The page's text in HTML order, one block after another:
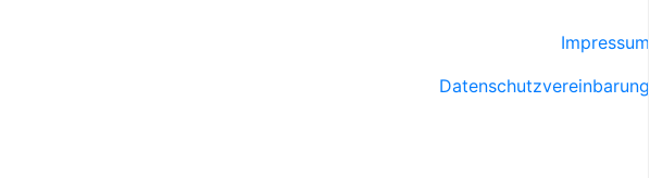
Impressum
Datenschutzvereinbarung